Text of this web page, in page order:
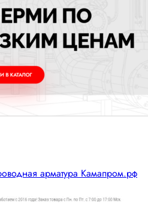
арматура Камапром.рф